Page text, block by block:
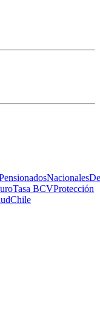
Nacionales
Tasa BCVProtección
Chile